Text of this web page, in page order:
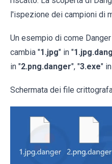
l'ispezione dei campioni di
Un esempio di come
cambia "1.jpg" in "
in "2.png.danger", "3.exe"
Schermata dei file